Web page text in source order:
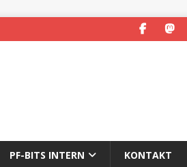
PF-BITS INTERN KONTAKT